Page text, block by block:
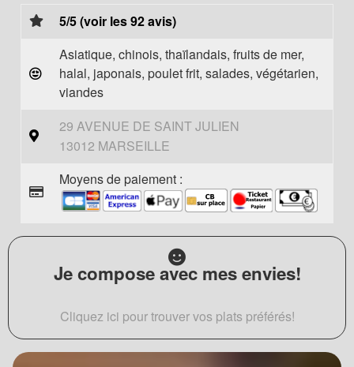
5/5 (voir les 92 avis)
Asiatique, chinois, thaïlandais, fruits de mer,
halal, japonais, poulet frit, salades, végétarien,
viandes
29 AVENUE DE SAINT JULIEN
13012 MARSEILLE
Moyens de paiement :
Je compose avec mes envies!
Cliquez ici pour trouver vos plats préférés!